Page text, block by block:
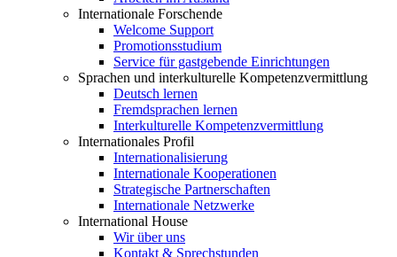
Internationale Forschende
Welcome Support
Promotionsstudium
Service für gastgebende Einrichtungen
Sprachen und interkulturelle Kompetenzvermittlung
Deutsch lernen
Fremdsprachen lernen
Interkulturelle Kompetenzvermittlung
Internationales Profil
Internationalisierung
Internationale Kooperationen
Strategische Partnerschaften
Internationale Netzwerke
International House
Wir über uns
Kontakt & Sprechstunden